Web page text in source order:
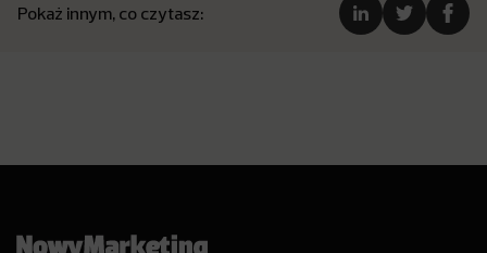
Pokaż innym, co czytasz: